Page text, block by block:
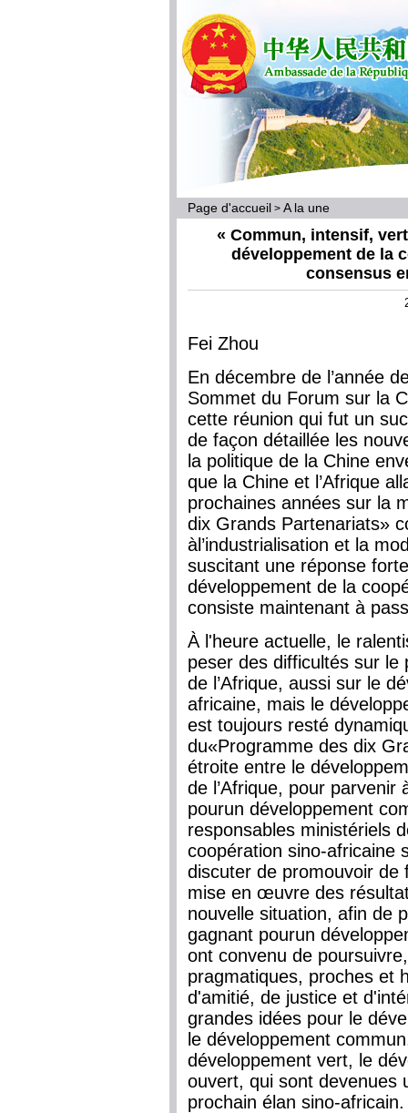
Page d'accueil > A la une
« Commun, intensif,
développement de la
consensus
Fei Zhou
En décembre de l’année
Sommet du Forum sur la
cette réunion qui fut un
de façon détaillée les
la politique de la Chine
que la Chine et l’Afrique
prochaines années sur la
dix Grands Partenariats»
àl’industrialisation et la
suscitant une réponse
développement de la
consiste maintenant à
À l'heure actuelle, le
peser des difficultés sur le
de l’Afrique, aussi sur le
africaine, mais le
est toujours resté
du«Programme des dix
étroite entre le
de l’Afrique, pour
pourun développement
responsables ministériels
coopération sino-africaine
discuter de promouvoir
mise en œuvre des
nouvelle situation, afin de
gagnant pourun
ont convenu de
pragmatiques, proches et
d'amitié, de justice et
grandes idées pour le
le développement
développement vert, le
ouvert, qui sont devenues
prochain élan sino-africain.